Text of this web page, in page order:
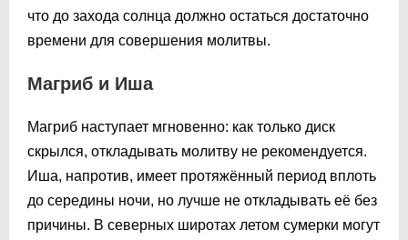
что до захода солнца должно остаться достаточно
времени для совершения молитвы.
Магриб и Иша
Магриб наступает мгновенно: как только диск
скрылся, откладывать молитву не рекомендуется.
Иша, напротив, имеет протяжённый период вплоть
до середины ночи, но лучше не откладывать её без
причины. В северных широтах летом сумерки могут